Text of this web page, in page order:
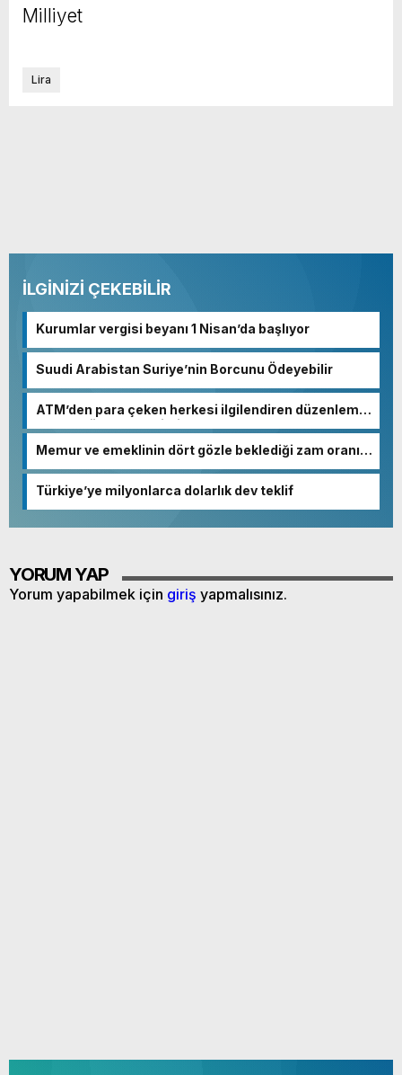
Milliyet
Lira
İLGİNİZİ ÇEKEBİLİR
Kurumlar vergisi beyanı 1 Nisan’da başlıyor
Suudi Arabistan Suriye’nin Borcunu Ödeyebilir
ATM’den para çeken herkesi ilgilendiren düzenleme!
Sayılar tümden değişti
Memur ve emeklinin dört gözle beklediği zam oranı
Türkiye’ye milyonlarca dolarlık dev teklif
YORUM YAP
Yorum yapabilmek için giriş yapmalısınız.